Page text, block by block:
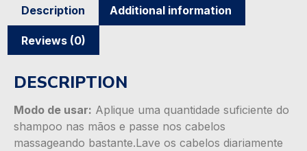
Description Additional information
Reviews (0)
DESCRIPTION
Modo de usar: Aplique uma quantidade suficiente do
shampoo nas mãos e passe nos cabelos
massageando bastante.Lave os cabelos diariamente